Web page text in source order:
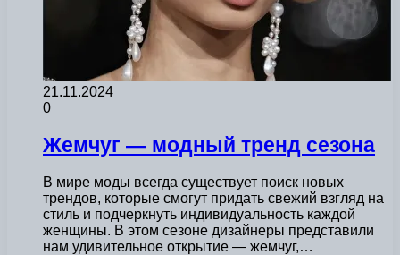
21.11.2024
0
Жемчуг — модный тренд сезона
В мире моды всегда существует поиск новых
трендов, которые смогут придать свежий взгляд на
стиль и подчеркнуть индивидуальность каждой
женщины. В этом сезоне дизайнеры представили
нам удивительное открытие — жемчуг,…